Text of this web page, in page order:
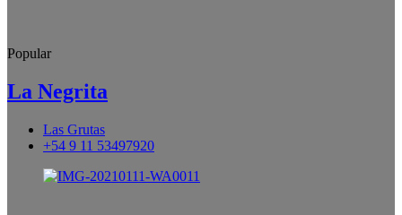
Popular
La Negrita
Las Grutas
+54 9 11 53497920